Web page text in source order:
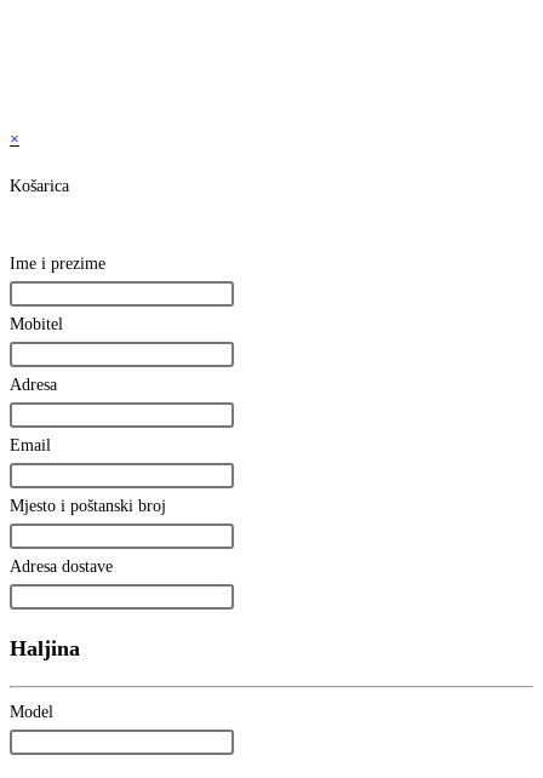
×
Košarica
Ime i prezime
Mobitel
Adresa
Email
Mjesto i poštanski broj
Adresa dostave
Haljina
Model